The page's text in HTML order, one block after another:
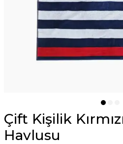
Çift Kişilik
Havlusu